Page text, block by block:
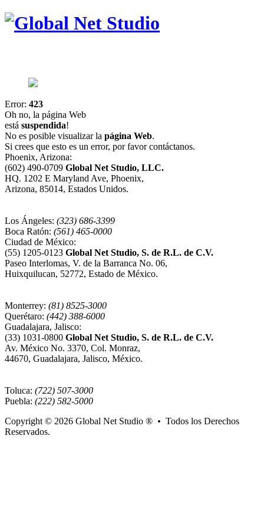
Error: 423
Oh no, la página Web
está suspendida!
No es posible visualizar la página Web.
Si crees que esto es un error, por favor contáctanos.
Phoenix, Arizona:
(602) 490-0709 Global Net Studio, LLC.
HQ. 1202 E Maryland Ave, Phoenix,
Arizona, 85014, Estados Unidos.
Los Ángeles: (323) 686-3399
Boca Ratón: (561) 465-0000
Ciudad de México:
(55) 1205-0123 Global Net Studio, S. de R.L. de C.V.
Paseo Interlomas, V. de la Barranca No. 06,
Huixquilucan, 52772, Estado de México.
Monterrey: (81) 8525-3000
Querétaro: (442) 388-6000
Guadalajara, Jalisco:
(33) 1031-0800 Global Net Studio, S. de R.L. de C.V.
Av. México No. 3370, Col. Monraz,
44670, Guadalajara, Jalisco, México.
Toluca: (722) 507-3000
Puebla: (222) 582-5000
Copyright © 2026 Global Net Studio ® • Todos los Derechos
Reservados.